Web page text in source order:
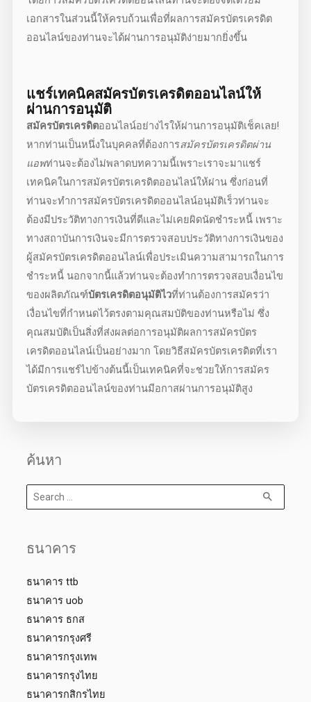
เอกสารในส่วนนี้ให้ครบถ้วนเพื่อที่ผลการสมัครบัตรเครดิต
ออนไลน์ของท่านจะได้ผ่านการอนุมัติง่ายมากยิ่งขึ้น
แชร์เทคนิคสมัครบัตรเครดิตออนไลน์ให้
ผ่านการอนุมัติ
สมัครบัตรเครดิตออนไลน์อย่างไรให้ผ่านการอนุมัติเช็คเลย!
หากท่านเป็นหนึ่งในบุคคลที่ต้องการสมัครบัตรเครดิตผ่าน
แอพท่านจะต้องไม่พลาดบทความนี้เพราะเราจะมาแชร์
เทคนิคในการสมัครบัตรเครดิตออนไลน์ให้ผ่าน ซึ่งก่อนที่
ท่านจะทำการสมัครบัตรเครดิตออนไลน์อนุมัติเร็วท่านจะ
ต้องมีประวัติทางการเงินที่ดีและไม่เคยผิดนัดชำระหนี้ เพราะ
ทางสถาบันการเงินจะมีการตรวจสอบประวัติทางการเงินของ
ผู้สมัครบัตรเครดิตออนไลน์เพื่อประเมินความสามารถในการ
ชำระหนี้ นอกจากนี้แล้วท่านจะต้องทำการตรวจสอบเงื่อนไข
ของผลิตภัณฑ์บัตรเครดิตอนุมัติไวที่ท่านต้องการสมัครว่า
เงื่อนไขที่กำหนดไว้ตรงตามคุณสมบัติของท่านหรือไม่ ซึ่ง
คุณสมบัติเป็นสิ่งที่ส่งผลต่อการอนุมัติผลการสมัครบัตร
เครดิตออนไลน์เป็นอย่างมาก โดยวิธีสมัครบัตรเครดิตที่เรา
ได้มีการแชร์ไปข้างต้นนี้เป็นเทคนิคที่จะช่วยให้การสมัคร
บัตรเครดิตออนไลน์ของท่านมีอกาสผ่านการอนุมัติสูง
ค้นหา
ธนาคาร
ธนาคาร ttb
ธนาคาร uob
ธนาคาร ธกส
ธนาคารกรุงศรี
ธนาคารกรุงเทพ
ธนาคารกรุงไทย
ธนาคารกสิกรไทย